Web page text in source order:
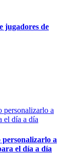
jugadores de
a
el día a día